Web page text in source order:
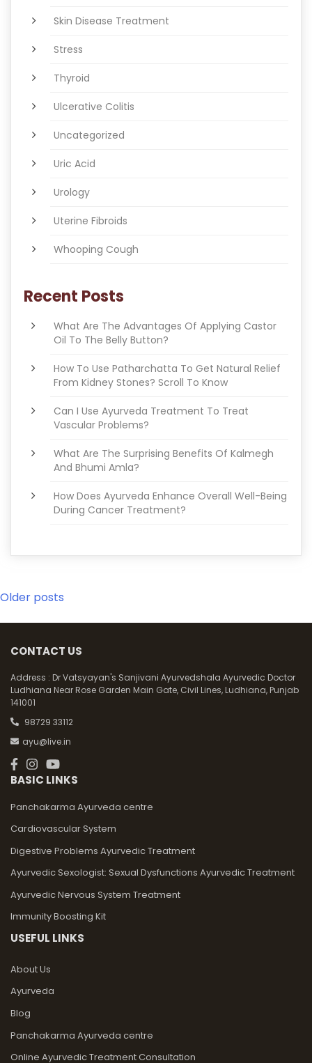
Skin Disease Treatment
Stress
Thyroid
Ulcerative Colitis
Uncategorized
Uric Acid
Urology
Uterine Fibroids
Whooping Cough
Recent Posts
What Are The Advantages Of Applying Castor
Oil To The Belly Button?
How To Use Patharchatta To Get Natural Relief
From Kidney Stones? Scroll To Know
Can I Use Ayurveda Treatment To Treat
Vascular Problems?
What Are The Surprising Benefits Of Kalmegh
And Bhumi Amla?
How Does Ayurveda Enhance Overall Well-Being
During Cancer Treatment?
Posts
navigation
Older posts
CONTACT US
Address : Dr Vatsyayan's Sanjivani Ayurvedshala Ayurvedic Doctor
Ludhiana Near Rose Garden Main Gate, Civil Lines, Ludhiana, Punjab
141001
98729 33112
ayu@live.in
BASIC LINKS
Panchakarma Ayurveda centre
Cardiovascular System
Digestive Problems Ayurvedic Treatment
Ayurvedic Sexologist: Sexual Dysfunctions Ayurvedic Treatment
Ayurvedic Nervous System Treatment
Immunity Boosting Kit
USEFUL LINKS
About Us
Ayurveda
Blog
Panchakarma Ayurveda centre
Online Ayurvedic Treatment Consultation